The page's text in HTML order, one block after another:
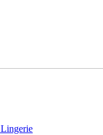
Lingerie